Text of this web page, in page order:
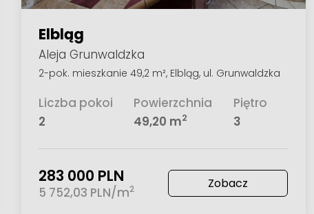
Elbląg
Aleja Grunwaldzka
2-pok. mieszkanie 49,2 m², Elbląg, ul. Grunwaldzka
Liczba pokoi
2
Powierzchnia
49,20 m2
Piętro
3
283 000 PLN
5 752,03 PLN/m2 Zobacz